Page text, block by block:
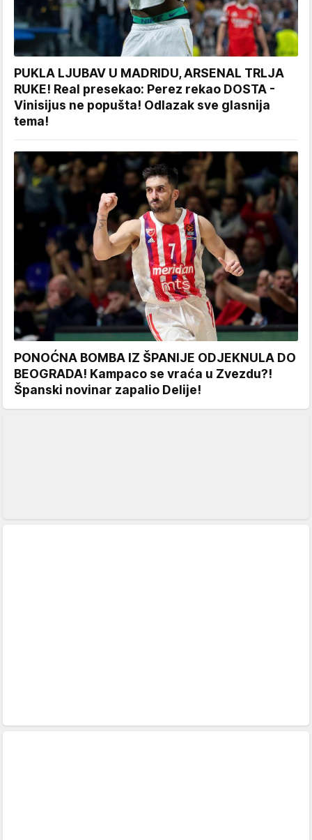
PUKLA LJUBAV U MADRIDU, ARSENAL TRLJA
RUKE! Real presekao: Perez rekao DOSTA -
Vinisijus ne popušta! Odlazak sve glasnija
tema!
PONOĆNA BOMBA IZ ŠPANIJE ODJEKNULA DO
BEOGRADA! Kampaco se vraća u Zvezdu?!
Španski novinar zapalio Delije!